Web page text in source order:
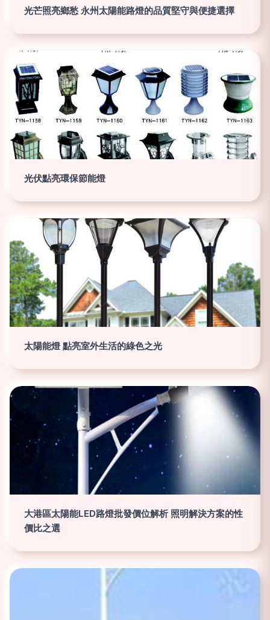
光芒照亮鄉愁 永州太陽能路燈的品質堅守與便捷選擇
光伏點亮環保節能燈
太陽能燈 點亮室外生活的綠色之光
大港區太陽能LED路燈批發價位解析 照明解決方案的性
價比之選